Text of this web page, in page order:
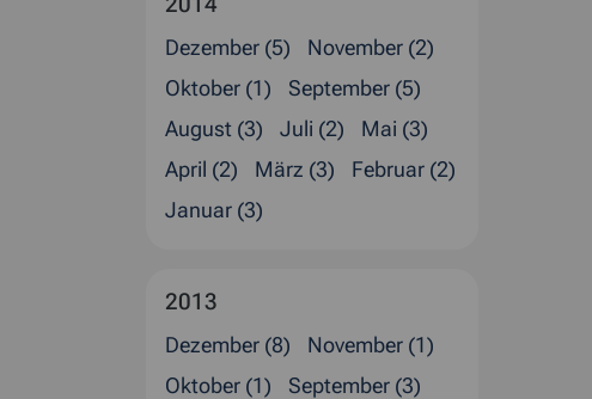
Dezember (5)
November (2)
Oktober (1)
September (5)
August (3)
Juli (2)
Mai (3)
April (2)
März (3)
Februar (2)
Januar (3)
2013
Dezember (8)
November (1)
Oktober (1)
September (3)